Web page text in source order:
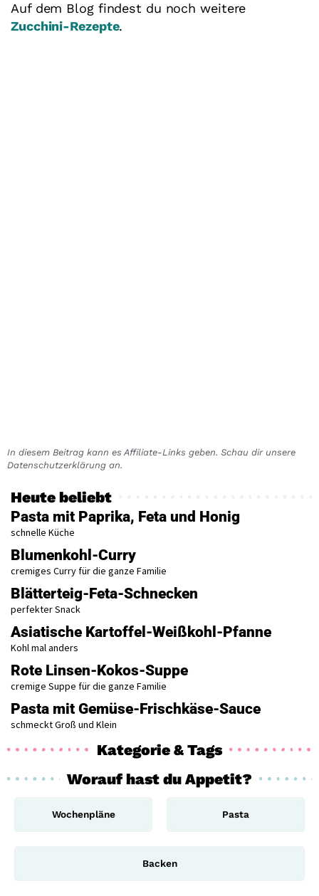
Auf dem Blog findest du noch weitere
Zucchini-Rezepte.
In diesem Beitrag kann es Affiliate-Links geben. Schau dir unsere
Datenschutzerklärung an.
Heute beliebt
Pasta mit Paprika, Feta und Honig
schnelle Küche
Blumenkohl-Curry
cremiges Curry für die ganze Familie
Blätterteig-Feta-Schnecken
perfekter Snack
Asiatische Kartoffel-Weißkohl-Pfanne
Kohl mal anders
Rote Linsen-Kokos-Suppe
cremige Suppe für die ganze Familie
Pasta mit Gemüse-Frischkäse-Sauce
schmeckt Groß und Klein
Kategorie & Tags
Worauf hast du Appetit?
Wochenpläne Pasta
Backen